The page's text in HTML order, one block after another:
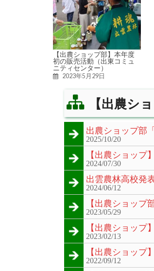
【出農ショップ部】本年度
初の販売活動（出東コミュ
ニティセンター）
2023年5月29日
【出農シ
出農ショップ部
2025/10/20
【出農ショップ
2024/07/30
出雲農林高校発
2024/06/12
【出農ショップ
2023/05/29
【出農ショップ
2023/02/13
【出農ショップ
2022/09/12